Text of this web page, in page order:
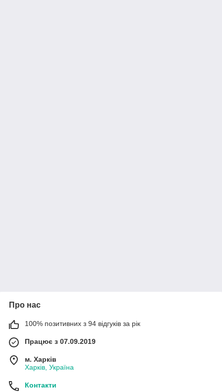
Про нас
100% позитивних з 94 відгуків за рік
Працює з 07.09.2019
м. Харків
Харків, Україна
Контакти